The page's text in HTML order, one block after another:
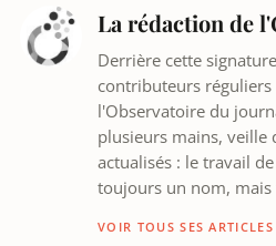
La rédaction de
Derrière cette
contributeurs
l'Observatoire du
plusieurs mains,
actualisés : le travail
toujours un nom,
VOIR TOUS SES